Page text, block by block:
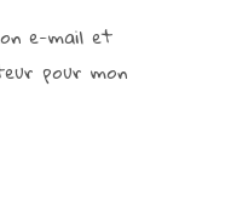
e-mail et
pour mon